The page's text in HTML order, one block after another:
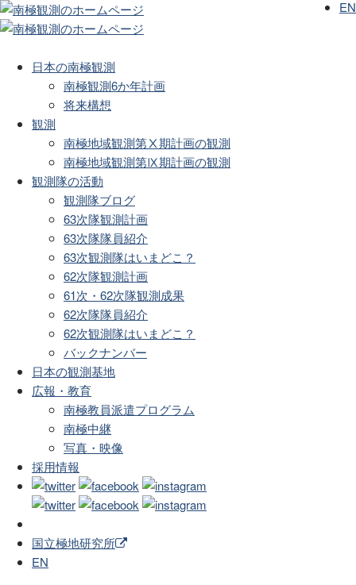
日本の南極観測
南極観測6か年計画
将来構想
観測
南極地域観測第Ⅹ期計画の観測
南極地域観測第Ⅸ期計画の観測
観測隊の活動
観測隊ブログ
63次隊観測計画
63次隊隊員紹介
63次観測隊はいまどこ？
62次隊観測計画
61次・62次隊観測成果
62次隊隊員紹介
62次観測隊はいまどこ？
バックナンバー
日本の観測基地
広報・教育
南極教員派遣プログラム
南極中継
写真・映像
採用情報
国立極地研究所
EN
EN